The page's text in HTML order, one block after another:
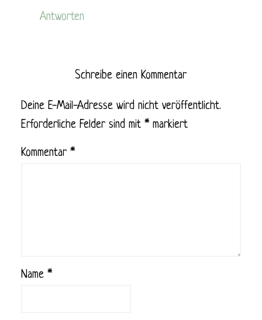
Antworten
Schreibe einen Kommentar
Deine E-Mail-Adresse wird nicht veröffentlicht.
Erforderliche Felder sind mit *markiert
Kommentar *
Name *